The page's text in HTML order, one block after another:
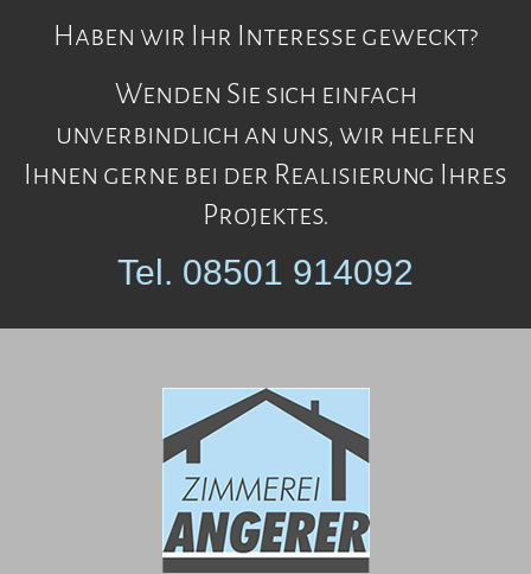
Haben wir Ihr Interesse geweckt?
Wenden Sie sich einfach
unverbindlich an uns, wir helfen
Ihnen gerne bei der Realisierung Ihres
Projektes.
Tel. 08501 914092